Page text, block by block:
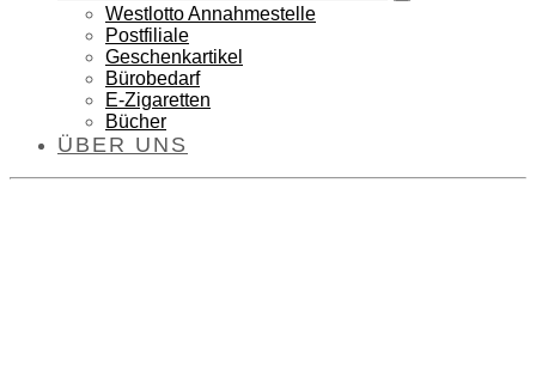
Westlotto Annahmestelle
Postfiliale
Geschenkartikel
Bürobedarf
E-Zigaretten
Bücher
ÜBER UNS